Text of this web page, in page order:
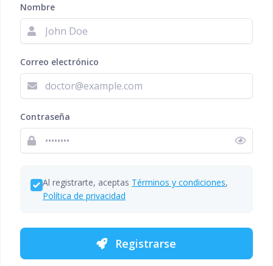
Nombre
Correo electrónico
Contraseña
Al registrarte, aceptas Términos y condiciones,
Política de privacidad
Registrarse